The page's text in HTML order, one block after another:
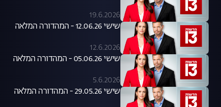
19.6.2026
שישי 12.06.26 - המהדורה המלאה
12.6.2026
שישי 05.06.26 - המהדורה המלאה
5.6.2026
שישי 29.05.26 - המהדורה המלאה